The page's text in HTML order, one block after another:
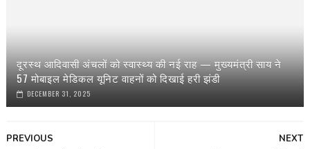
दूरस्थ आदिवासी अंचलों को स्वास्थ्य की नई राह — मुख्यमंत्री साय ने
57 मोबाइल मेडिकल यूनिट वाहनों को दिखाई हरी झंडी
DECEMBER 31, 2025
NEXT
PREVIOUS